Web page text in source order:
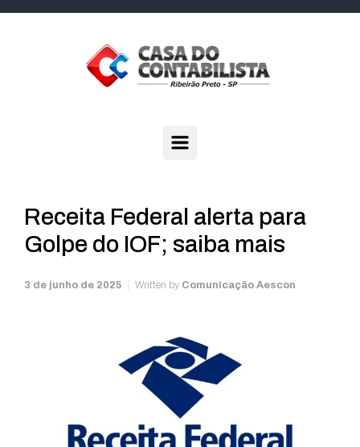
Receita Federal alerta para
Golpe do IOF; saiba mais
3 de junho de 2025 Written by Comunicação Aescon